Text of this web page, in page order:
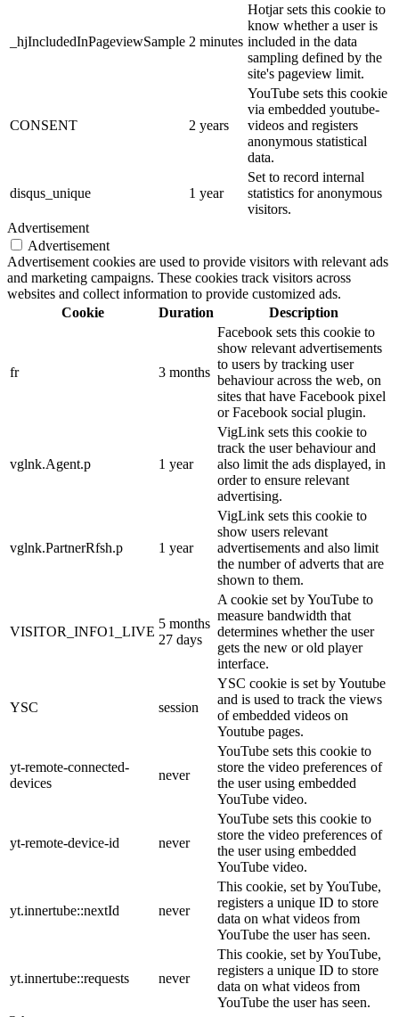
_hjIncludedInPageviewSample 2 minutes
Hotjar sets this cookie to
know whether a user is
included in the data
sampling defined by the
site's pageview limit.
CONSENT 2 years
YouTube sets this cookie
via embedded youtube-
videos and registers
anonymous statistical
data.
disqus_unique 1 year
Set to record internal
statistics for anonymous
visitors.
Advertisement
Advertisement
Advertisement cookies are used to provide visitors with relevant ads
and marketing campaigns. These cookies track visitors across
websites and collect information to provide customized ads.
Cookie
Duration Description
fr 3 months
Facebook sets this cookie to
show relevant advertisements
to users by tracking user
behaviour across the web, on
sites that have Facebook pixel
or Facebook social plugin.
vglnk.Agent.p 1 year
VigLink sets this cookie to
track the user behaviour and
also limit the ads displayed, in
order to ensure relevant
advertising.
vglnk.PartnerRfsh.p 1 year
VigLink sets this cookie to
show users relevant
advertisements and also limit
the number of adverts that are
shown to them.
VISITOR_INFO1_LIVE
5 months
27 days
A cookie set by YouTube to
measure bandwidth that
determines whether the user
gets the new or old player
interface.
YSC session
YSC cookie is set by Youtube
and is used to track the views
of embedded videos on
Youtube pages.
yt-remote-connected-
devices
never
YouTube sets this cookie to
store the video preferences of
the user using embedded
YouTube video.
yt-remote-device-id never
YouTube sets this cookie to
store the video preferences of
the user using embedded
YouTube video.
yt.innertube::nextId never
This cookie, set by YouTube,
registers a unique ID to store
data on what videos from
YouTube the user has seen.
yt.innertube::requests never
This cookie, set by YouTube,
registers a unique ID to store
data on what videos from
YouTube the user has seen.